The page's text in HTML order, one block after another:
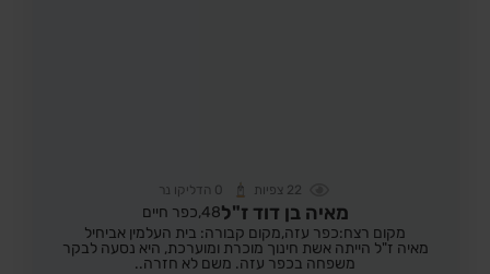
22 צפיות 0 הדליקו נר
מאיה בן דוד ז"ל48, כפר חיים
מקום רצח:כפר עזה,מקום קבורה: בית העלמין אביחיל
מאיה ז"ל הייתה אשת חינוך מוכרת ומוערכת, היא נסעה לבקר
משפחה בכפר עזה. משם לא חזרה..